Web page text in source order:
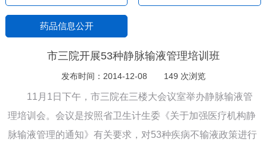
药品信息公开
市三院开展53种静脉输液管理培训班
发布时间：2014-12-08 149 次浏览
11月1日下午，市三院在三楼大会议室举办静脉输液管
理培训会。会议是按照省卫生计生委《关于加强医疗机构静
脉输液管理的通知》有关要求，对53种疾病不输液政策进行